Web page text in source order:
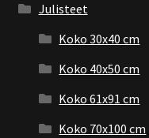
Julisteet
Koko 30x40 cm
Koko 40x50 cm
Koko 61x91 cm
Koko 70x100 cm